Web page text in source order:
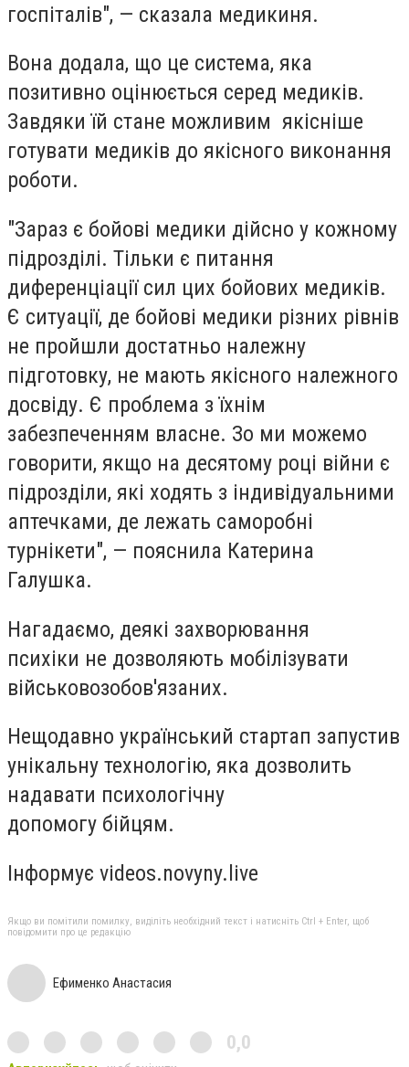
госпіталів", — сказала медикиня.
Вона додала, що це система, яка
позитивно оцінюється серед медиків.
Завдяки їй стане можливим якісніше
готувати медиків до якісного виконання
роботи.
"Зараз є бойові медики дійсно у кожному
підрозділі. Тільки є питання
диференціації сил цих бойових медиків.
Є ситуації, де бойові медики різних рівнів
не пройшли достатньо належну
підготовку, не мають якісного належного
досвіду. Є проблема з їхнім
забезпеченням власне. Зо ми можемо
говорити, якщо на десятому році війни є
підрозділи, які ходять з індивідуальними
аптечками, де лежать саморобні
турнікети", — пояснила Катерина
Галушка.
Нагадаємо, деякі захворювання
психіки не дозволяють мобілізувати
військовозобов'язаних.
Нещодавно український стартап запустив
унікальну технологію, яка дозволить
надавати психологічну
допомогу бійцям.
Інформує videos.novyny.live
Якщо ви помітили помилку, виділіть необхідний текст і натисніть Ctrl + Enter, щоб
повідомити про це редакцію
Ефименко Анастасия
0,0